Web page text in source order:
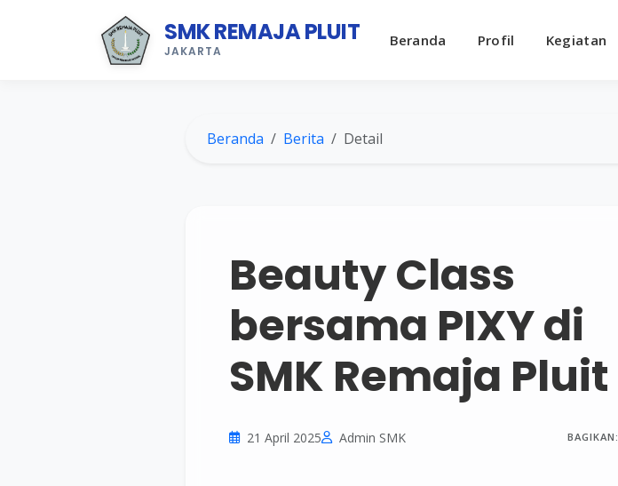
SMK REMAJA PLUIT
JAKARTA
Beranda Profil Kegiatan
Beranda Berita Detail
Beauty Class
bersama PIXY di
SMK Remaja Pluit
21 April 2025 Admin SMK BAGIKAN: